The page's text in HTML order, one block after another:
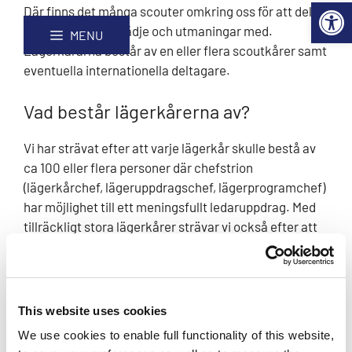
Hoppa
Webbplatskarta
This website uses cookies
We use cookies to enable full functionality of this website,
MENU
Där finns det många scouter omkring oss för att dela
lägervardagens glädje och utmaningar med.
Lägerkårarna består av en eller flera scoutkårer samt
eventuella internationella deltagare.
Vad består lägerkårerna av?
Vi har strävat efter att varje lägerkår skulle bestå av
ca 100 eller flera personer där chefstrion
(lägerkårchef, lägeruppdragschef, lägerprogramchef)
har möjlighet till ett meningsfullt ledaruppdrag. Med
tillräckligt stora lägerkårer strävar vi också efter att
varje deltagare skulle ha möjlighet till att bekanta sig
med nya människor både från den egna scoutkåren
logeringsenheter leder också till att varje lägerkår